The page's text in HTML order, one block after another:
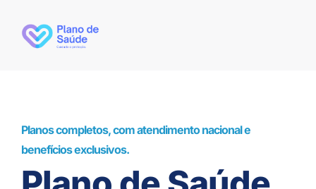
Planos completos, com atendimento nacional e
benefícios exclusivos.